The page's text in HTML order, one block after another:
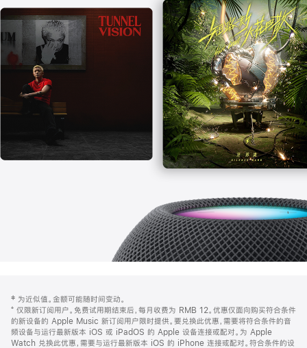
口
中
打
开)
页
页
脚
注
‡ 为近似值。金额可能随时间变动。
⁺ 仅限新订阅用户。免费试用期结束后，每月收费为 RMB 12。优惠仅面向购买符合条件
的新设备的 Apple Music 新订阅用户限时提供。要兑换此优惠，需要将符合条件的音
频设备与运行最新版本 iOS 或 iPadOS 的 Apple 设备连接或配对。为 Apple
Watch 兑换此优惠，需要与运行最新版本 iOS 的 iPhone 连接或配对。符合条件的设